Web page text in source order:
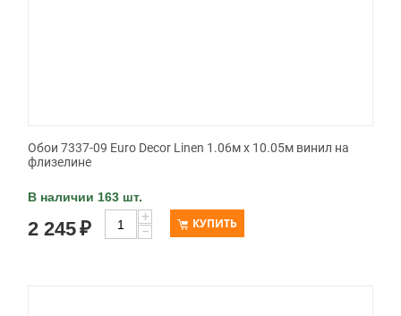
Обои 7337-09 Euro Decor Linen 1.06м x 10.05м винил на
флизелине
В наличии 163 шт.
2 245₽
+
−
КУПИТЬ